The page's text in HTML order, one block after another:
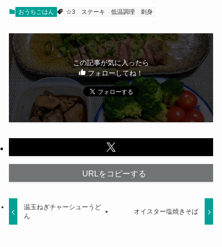
おうちごはん ☆3 ステーキ 低温調理 刺身
この記事が気に入ったら
フォローしてね！
URLをコピーする
温玉ねぎチャーシューうど
ん
オイスター塩焼きそば